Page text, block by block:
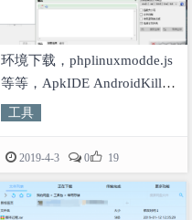
环境下载，phplinuxmodde.js
等等，ApkIDE AndroidKiller
HEdit十六进制编辑器 工具包
工具
2019-4-3 0 19